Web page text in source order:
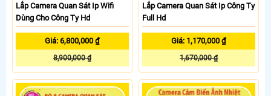
Lắp Camera Quan Sát Ip Wifi
Dùng Cho Công Ty Hd
Giá: 6,800,000 ₫
8,900,000 ₫
Lắp Camera Quan Sát Ip Công Ty
Full Hd
Giá: 1,170,000 ₫
1,670,000 ₫